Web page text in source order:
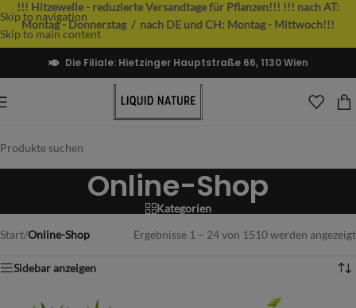
Skip to navigation
Skip to main content
!!! Hitzewelle - reduzierte Versandtage für Pflanzen!!! !!! nach AT:
Montag - Donnerstag / nach DE und CH: Montag - Mittwoch!!!
Die Filiale: Hietzinger Hauptstraße 66, 1130 Wien
Online-Shop
Kategorien
Start/Online-Shop Ergebnisse 1 – 24 von 1510 werden angezeigt
Sidebar anzeigen